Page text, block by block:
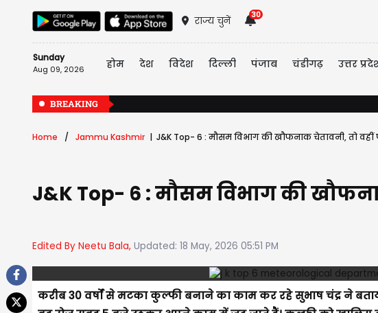
राज्य चुनें
30
Sunday
Aug 09, 2026 होम देश विदेश दिल्ली पंजाब चंडीगढ़ उत्तर
BREAKING
Home Jammu Kashmir J&K Top- 6 : मौसम विभाग की खौफनाक चेतावनी, तो
J&K Top- 6 : मौसम विभाग की
Edited By Neetu Bala, Updated: 18 May, 2026 05:51 PM
करीब 30 वर्षों से मटका कुल्फी बनाने का काम कर रहे सुभाष चंद्र ने